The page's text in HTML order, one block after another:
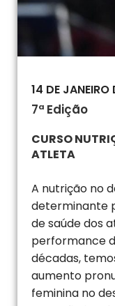
14 DE
7ª Edição
CURSO
ATLETA
A nutrição no
determinante
de saúde dos
performance
décadas,
aumento
feminina no